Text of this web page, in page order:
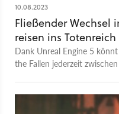
10.08.2023
Fließender Wechsel
reisen ins Totenreich
Dank Unreal Engine 5
the Fallen jederzeit
Schubert hat Lords of the